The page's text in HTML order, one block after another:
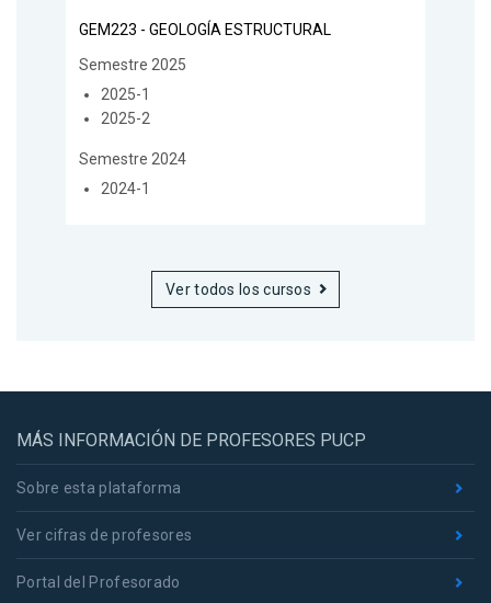
GEM223 - GEOLOGÍA ESTRUCTURAL
Semestre 2025
2025-1
2025-2
Semestre 2024
2024-1
Ver todos los cursos
MÁS INFORMACIÓN DE PROFESORES PUCP
Sobre esta plataforma
Ver cifras de profesores
Portal del Profesorado